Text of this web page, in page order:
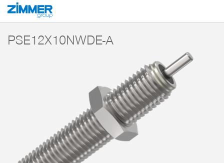
Démarrage Produits
PSE12X10NWDE-A